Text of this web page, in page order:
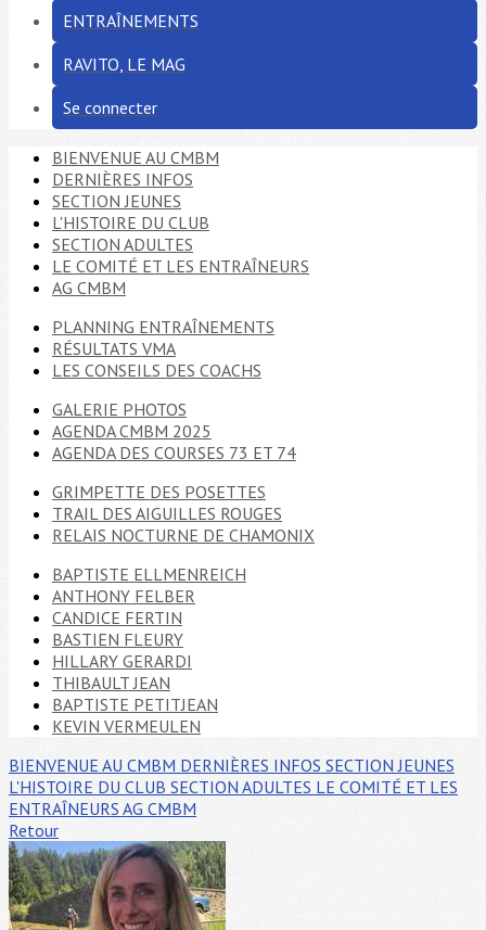
ENTRAÎNEMENTS
RAVITO, LE MAG
Se connecter
BIENVENUE AU CMBM
DERNIÈRES INFOS
SECTION JEUNES
L'HISTOIRE DU CLUB
SECTION ADULTES
LE COMITÉ ET LES ENTRAÎNEURS
AG CMBM
PLANNING ENTRAÎNEMENTS
RÉSULTATS VMA
LES CONSEILS DES COACHS
GALERIE PHOTOS
AGENDA CMBM 2025
AGENDA DES COURSES 73 ET 74
GRIMPETTE DES POSETTES
TRAIL DES AIGUILLES ROUGES
RELAIS NOCTURNE DE CHAMONIX
BAPTISTE ELLMENREICH
ANTHONY FELBER
CANDICE FERTIN
BASTIEN FLEURY
HILLARY GERARDI
THIBAULT JEAN
BAPTISTE PETITJEAN
KEVIN VERMEULEN
BIENVENUE AU CMBM DERNIÈRES INFOS SECTION JEUNES
L'HISTOIRE DU CLUB SECTION ADULTES LE COMITÉ ET LES
ENTRAÎNEURS AG CMBM
Retour